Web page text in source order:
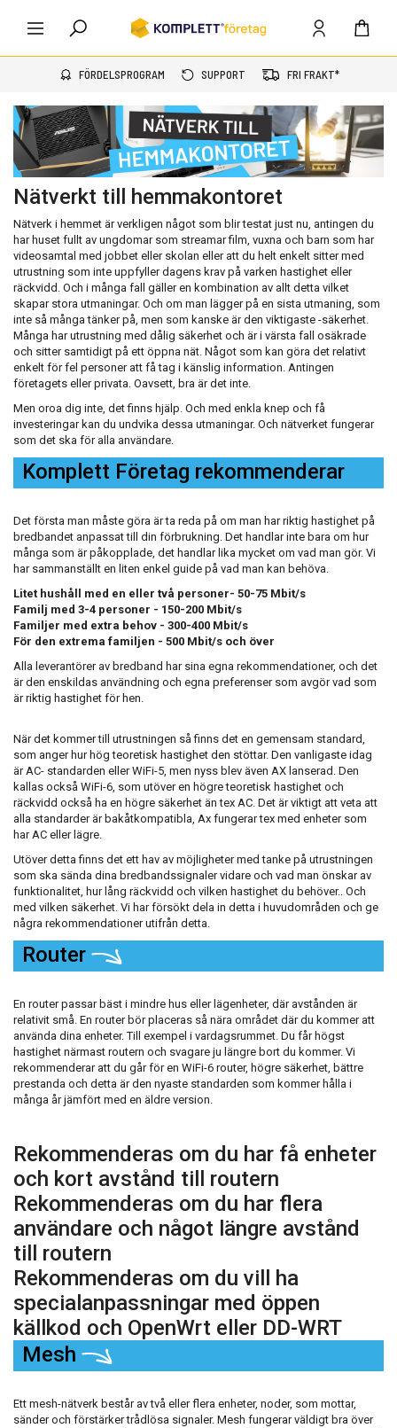
FÖRDELSPROGRAM SUPPORT FRI FRAKT*
Nätverkt till hemmakontoret
Nätverk i hemmet är verkligen något som blir testat just nu, antingen du
har huset fullt av ungdomar som streamar film, vuxna och barn som har
videosamtal med jobbet eller skolan eller att du helt enkelt sitter med
utrustning som inte uppfyller dagens krav på varken hastighet eller
räckvidd. Och i många fall gäller en kombination av allt detta vilket
skapar stora utmaningar. Och om man lägger på en sista utmaning, som
inte så många tänker på, men som kanske är den viktigaste -säkerhet.
Många har utrustning med dålig säkerhet och är i värsta fall osäkrade
och sitter samtidigt på ett öppna nät. Något som kan göra det relativt
enkelt för fel personer att få tag i känslig information. Antingen
företagets eller privata. Oavsett, bra är det inte.
Men oroa dig inte, det finns hjälp. Och med enkla knep och få
investeringar kan du undvika dessa utmaningar. Och nätverket fungerar
som det ska för alla användare.
Komplett Företag rekommenderar
Det första man måste göra är ta reda på om man har riktig hastighet på
bredbandet anpassat till din förbrukning. Det handlar inte bara om hur
många som är påkopplade, det handlar lika mycket om vad man gör. Vi
har sammanställt en liten enkel guide på vad man kan behöva.
Litet hushåll med en eller två personer- 50-75 Mbit/s
Familj med 3-4 personer - 150-200 Mbit/s
Familjer med extra behov - 300-400 Mbit/s
För den extrema familjen - 500 Mbit/s och över
Alla leverantörer av bredband har sina egna rekommendationer, och det
är den enskildas användning och egna preferenser som avgör vad som
är riktig hastighet för hen.
När det kommer till utrustningen så finns det en gemensam standard,
som anger hur hög teoretisk hastighet den stöttar. Den vanligaste idag
är AC- standarden eller WiFi-5, men nyss blev även AX lanserad. Den
kallas också WiFi-6, som utöver en högre teoretisk hastighet och
räckvidd också ha en högre säkerhet än tex AC. Det är viktigt att veta att
alla standarder är bakåtkompatibla, Ax fungerar tex med enheter som
har AC eller lägre.
Utöver detta finns det ett hav av möjligheter med tanke på utrustningen
som ska sända dina bredbandssignaler vidare och vad man önskar av
funktionalitet, hur lång räckvidd och vilken hastighet du behöver.. Och
med vilken säkerhet. Vi har försökt dela in detta i huvudområden och ge
några rekommendationer utifrån detta.
Router
En router passar bäst i mindre hus eller lägenheter, där avstånden är
relativit små. En router bör placeras så nära området där du kommer att
använda dina enheter. Till exempel i vardagsrummet. Du får högst
hastighet närmast routern och svagare ju längre bort du kommer. Vi
rekommenderar att du går för en WiFi-6 router, högre säkerhet, bättre
prestanda och detta är den nyaste standarden som kommer hålla i
många år jämfört med en äldre version.
Rekommenderas om du har få enheter
och kort avstånd till routern
Rekommenderas om du har flera
användare och något längre avstånd
till routern
Rekommenderas om du vill ha
specialanpassningar med öppen
källkod och OpenWrt eller DD-WRT
Mesh
Ett mesh-nätverk består av två eller flera enheter, noder, som mottar,
sänder och förstärker trådlösa signaler. Mesh fungerar väldigt bra över